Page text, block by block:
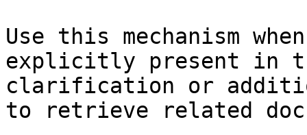
Use this mechanism
explicitly present in
clarification or